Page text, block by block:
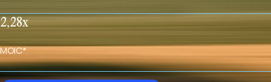
2,28x
MOIC*